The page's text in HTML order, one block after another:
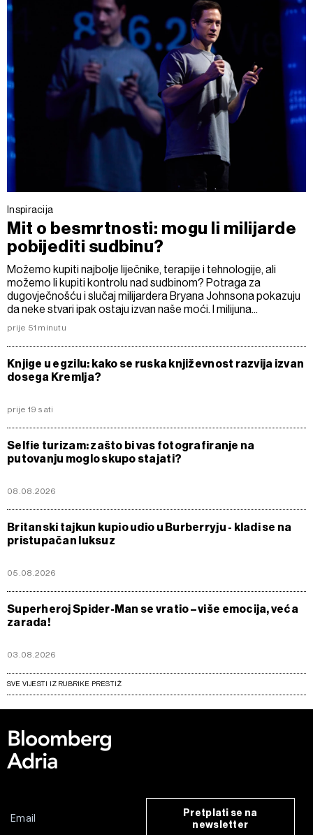
Inspiracija
Mit o besmrtnosti: mogu li milijarde
pobijediti sudbinu?
Možemo kupiti najbolje liječnike, terapije i tehnologije, ali
možemo li kupiti kontrolu nad sudbinom? Potraga za
dugovječnošću i slučaj milijardera Bryana Johnsona pokazuju
da neke stvari ipak ostaju izvan naše moći. I milijuna...
prije 51 minutu
Knjige u egzilu: kako se ruska književnost razvija izvan
dosega Kremlja?
prije 19 sati
Selfie turizam: zašto bi vas fotografiranje na
putovanju moglo skupo stajati?
08.08.2026
Britanski tajkun kupio udio u Burberryju - kladi se na
pristupačan luksuz
05.08.2026
Superheroj Spider-Man se vratio – više emocija, veća
zarada!
03.08.2026
SVE VIJESTI IZ RUBRIKE PRESTIŽ
Pretplati se na
newsletter